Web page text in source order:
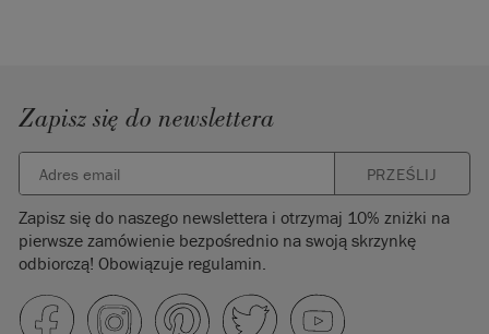
Zapisz się do newslettera
PRZEŚLIJ
Zapisz się do naszego newslettera i otrzymaj 10% zniżki na
pierwsze zamówienie bezpośrednio na swoją skrzynkę
odbiorczą! Obowiązuje regulamin.